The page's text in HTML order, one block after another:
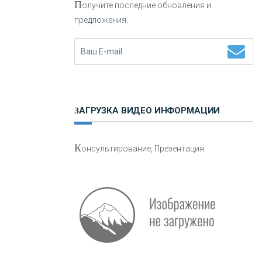
Нетворкинг для предпринимателей
авто
Получите последние обновления и
предложения.
ЗАГРУЗКА ВИДЕО ИНФОРМАЦИИ
Консультирование, Презентация